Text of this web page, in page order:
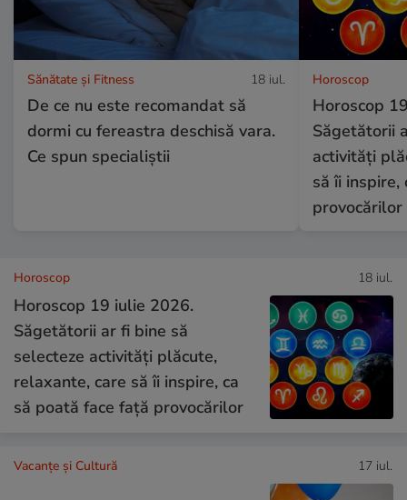
Sănătate și Fitness 18 iul.
De ce nu este recomandat să
dormi cu fereastra deschisă vara.
Ce spun specialiștii
Horoscop
Horoscop
Săgetătorii
activități
să îi inspire,
provocărilor
Horoscop 18 iul.
Horoscop 19 iulie 2026.
Săgetătorii ar fi bine să
selecteze activități plăcute,
relaxante, care să îi inspire, ca
să poată face față provocărilor
Vacanțe și Cultură 17 iul.